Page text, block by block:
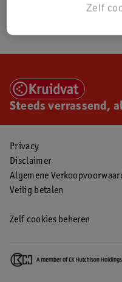
Steeds verrassend,
Privacy
Disclaimer
Algemene
Veilig betalen
Zelf cookies beheren
Zelf